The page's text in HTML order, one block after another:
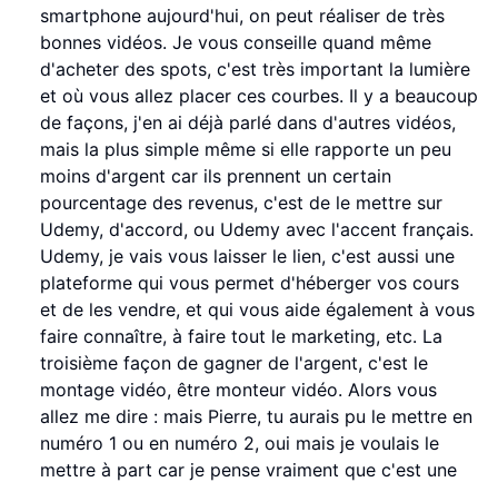
smartphone aujourd'hui, on peut réaliser de très
bonnes vidéos. Je vous conseille quand même
d'acheter des spots, c'est très important la lumière
et où vous allez placer ces courbes. Il y a beaucoup
de façons, j'en ai déjà parlé dans d'autres vidéos,
mais la plus simple même si elle rapporte un peu
moins d'argent car ils prennent un certain
pourcentage des revenus, c'est de le mettre sur
Udemy, d'accord, ou Udemy avec l'accent français.
Udemy, je vais vous laisser le lien, c'est aussi une
plateforme qui vous permet d'héberger vos cours
et de les vendre, et qui vous aide également à vous
faire connaître, à faire tout le marketing, etc. La
troisième façon de gagner de l'argent, c'est le
montage vidéo, être monteur vidéo. Alors vous
allez me dire : mais Pierre, tu aurais pu le mettre en
numéro 1 ou en numéro 2, oui mais je voulais le
mettre à part car je pense vraiment que c'est une